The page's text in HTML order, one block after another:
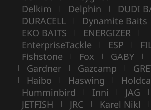
Delkim | Delphin | DUDI
DURACELL | Dynamite Baits
EKO BAITS | ENERGIZER |
EnterpriseTackle | ESP |
Fishstone | Fox | GABY |
| Gardner | Gazcamp |
| Haibo | Haswing |
Humminbird | Inni | JAG |
JETFISH | JRC | Karel Nikl |